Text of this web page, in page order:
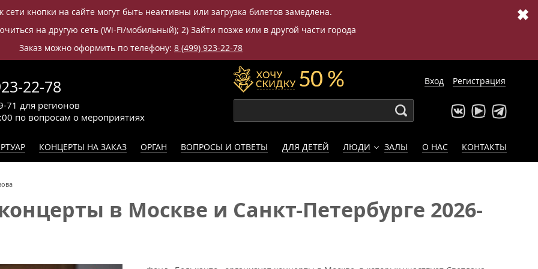
сети кнопки на сайте могут быть неактивны или загрузка билетов замедлена.
на другую сеть (Wi-Fi/мобильный); 2) Зайти позже или в другой части города
Заказ можно оформить по телефону: 8 (499) 923-22-78
✖
22-78
по вопросам о мероприятиях
71 для регионов
Вход Регистрация
КОНЦЕРТЫ НА ЗАКАЗ ОРГАН ВОПРОСЫ И ОТВЕТЫ ДЛЯ ДЕТЕЙ ЛЮДИ ЗАЛЫ О НАС КОНТАКТЫ
в Москве и Санкт-Петербурге 2026-